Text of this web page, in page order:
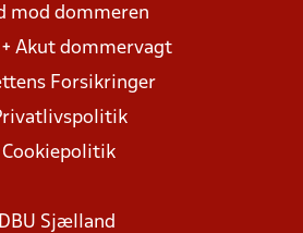
mod dommeren
Akut dommervagt
Forsikringer
Cookiepolitik
DBU Sjælland